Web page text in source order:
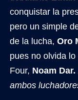
conquistar la
pero un simple
de la lucha, Oro
pues no olvida
Four, Noam Dar.
ambos